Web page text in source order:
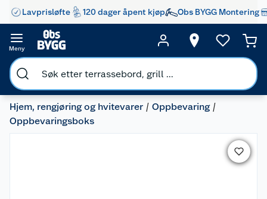
Lavprisløfte 120 dager åpent kjøp Obs BYGG Montering
Meny
Hjem, rengjøring og hvitevarer
Oppbevaring
Oppbevaringsboks